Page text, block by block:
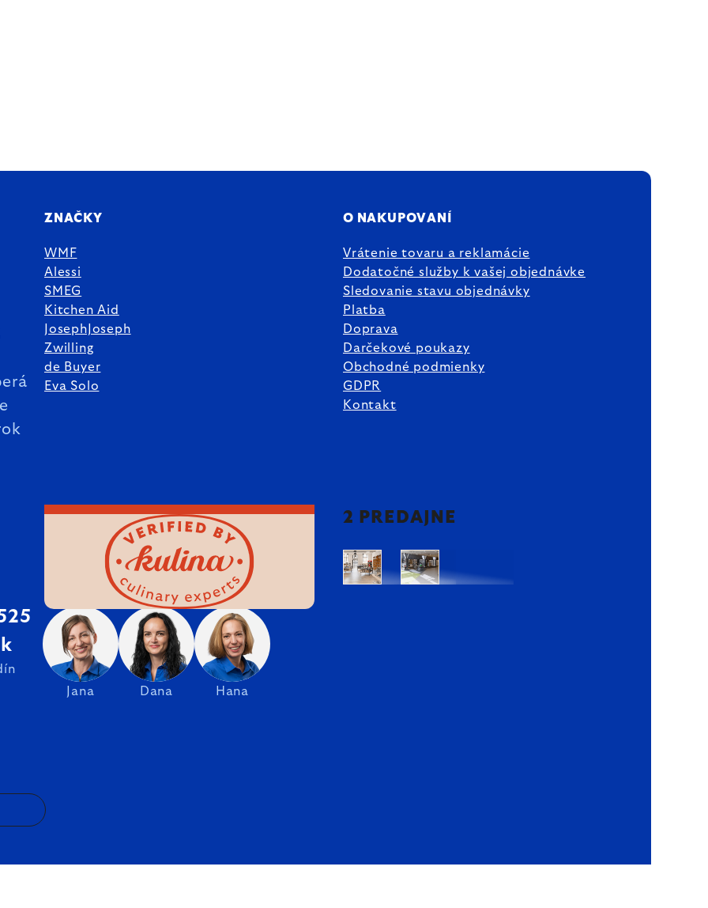
ZNAČKY
WMF
Alessi
SMEG
Kitchen Aid
JosephJoseph
Zwilling
de Buyer
Eva Solo
O NAKUPOVANÍ
Vrátenie tovaru a reklamácie
Dodatočné služby k vašej objednávke
Sledovanie stavu objednávky
Platba
Doprava
Darčekové poukazy
Obchodné podmienky
GDPR
Kontakt
Jana Dana Hana
2 PREDAJNE